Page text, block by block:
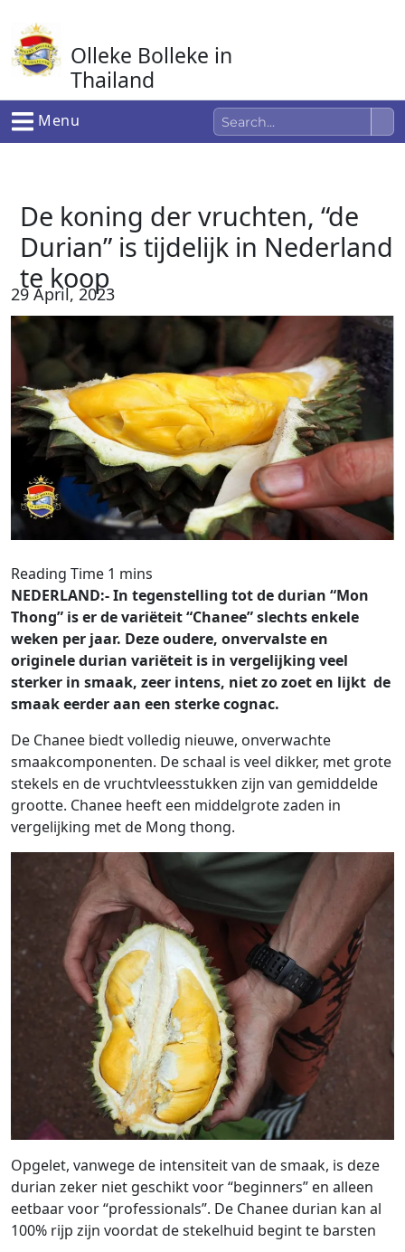
naar
de
inhoud
Olleke Bolleke in
Thailand
In Thailand
Menu
De koning der vruchten, “de
Durian” is tijdelijk in Nederland
te koop
29 April, 2023
NEDERLAND:- In tegenstelling tot de durian “Mon
Thong” is er de variëteit “Chanee” slechts enkele
weken per jaar. Deze oudere, onvervalste en
originele durian variëteit is in vergelijking veel
sterker in smaak, zeer intens, niet zo zoet en lijkt de
smaak eerder aan een sterke cognac.
De Chanee biedt volledig nieuwe, onverwachte
smaakcomponenten. De schaal is veel dikker, met grote
stekels en de vruchtvleesstukken zijn van gemiddelde
grootte. Chanee heeft een middelgrote zaden in
vergelijking met de Mong thong.
Opgelet, vanwege de intensiteit van de smaak, is deze
durian zeker niet geschikt voor “beginners” en alleen
eetbaar voor “professionals”. De Chanee durian kan al
100% rijp zijn voordat de stekelhuid begint te barsten